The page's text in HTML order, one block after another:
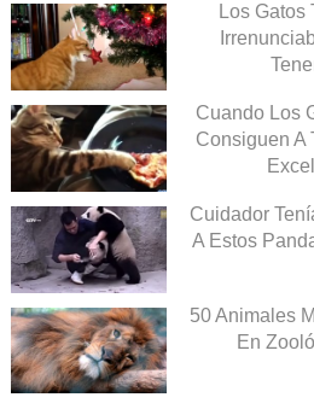
Los Gatos
Cuando Los
Consiguen A
Cuidador
A Estos
50 Animales
En